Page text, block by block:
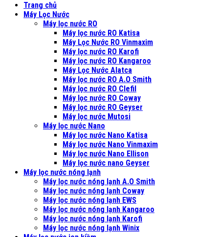
Trang chủ
Máy Lọc Nước
Máy lọc nước RO
Máy lọc nước RO Katisa
Máy Lọc Nước RO Vinmaxim
Máy lọc nước RO Karofi
Máy lọc nước RO Kangaroo
Máy Lọc Nước Alatca
Máy lọc nước RO A.O Smith
Máy lọc nước RO Clefil
Máy lọc nước RO Coway
Máy lọc nước RO Geyser
Máy lọc nước Mutosi
Máy lọc nước Nano
Máy lọc nước Nano Katisa
Máy lọc nước Nano Vinmaxim
Máy lọc nước Nano Ellison
Máy lọc nước nano Geyser
Máy lọc nước nóng lạnh
Máy lọc nước nóng lạnh A.O Smith
Máy lọc nước nóng lạnh Coway
Máy lọc nước nóng lạnh EWS
Máy lọc nước nóng lạnh Kangaroo
Máy lọc nước nóng lạnh Karofi
Máy lọc nước nóng lạnh Winix